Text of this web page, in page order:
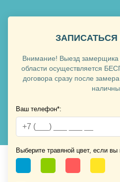
Хочу такую
ЗАПИСАТЬСЯ
Внимание! Выезд замерщика
области осуществляется
договора сразу после
Ваш телефон*:
Выберите травяной цвет, если вы